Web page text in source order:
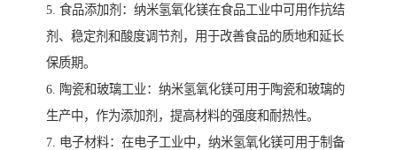
5. 食品添加剂：纳米氢氧化镁在食品工业中可用作抗结
剂、稳定剂和酸度调节剂，用于改善食品的质地和延长
保质期。
6. 陶瓷和玻璃工业：纳米氢氧化镁可用于陶瓷和玻璃的
生产中，作为添加剂，提高材料的强度和耐热性。
7. 电子材料：在电子工业中，纳米氢氧化镁可用于制备